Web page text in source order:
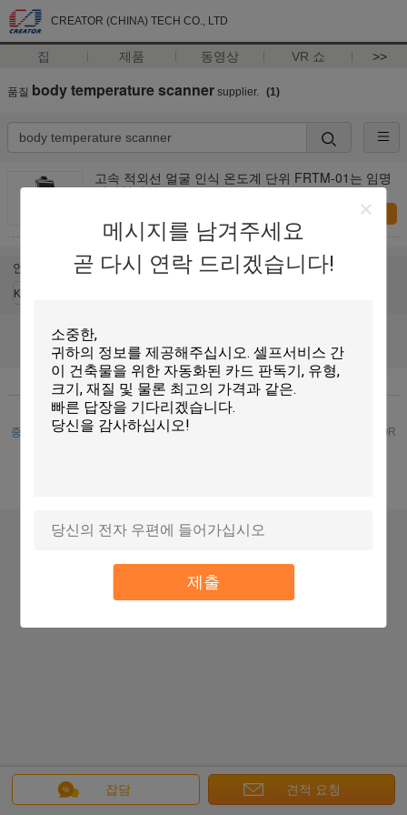
CREATOR (CHINA) TECH CO., LTD
집 제품 동영상 VR 쇼 >>
메시지를 남겨주세요
곧 다시 연락 드리겠습니다!
제출
품질 body temperature scanner supplier. (1)
고속 적외선 얼굴 인식 온도계 단위 FRTM-01는 임명
단식합니다
지금 문의
잡담 견적 요청
언어를 바꾸십시오
Korean
홈|우리에 대하여|사이트맵|사생활 보호 정책
탁상용 전망
중국 카드 판독기를 삽입하십시오 supplier.
Copyright © 2014 - 2026 CREATOR